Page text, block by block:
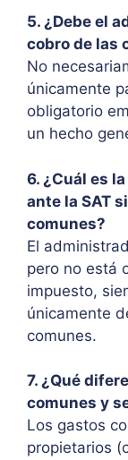
5. ¿Debe el
cobro de las
No
únicamente
obligatorio
un hecho
6. ¿Cuál es
ante la SAT
comunes?
El
pero no está
impuesto,
únicamente
comunes.
7. ¿Qué
comunes y
Los gastos
propietarios